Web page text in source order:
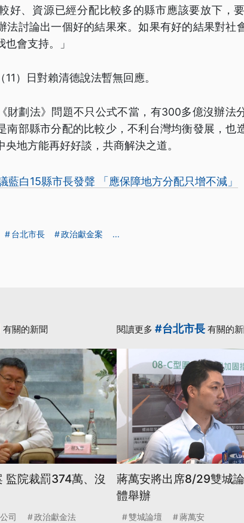
好、資源已經分配比較多的縣市應該要放下，
法討論出一個好的結果來。如果有好的結果對社
會支持。」
）日對賴清德說法暫無回應。
財劃法》問題不只公式不當，有300多億沒辦法
南部縣市分配的比較少，不利台灣均衡發展，也
地方能再好好談，共商解決之道。
藍白15縣市長發聲 「應保障地方分配只增不減」
台北市長 政治獻金案 ...
有關的新聞
監院裁罰374萬、沒
司
政治獻金法
閱讀更多 #台北市長 有關的
蔣萬安將出席8/29雙城
體舉辦
雙城論壇 蔣萬安